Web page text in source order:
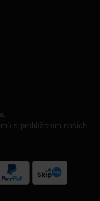
s prohlížením našich